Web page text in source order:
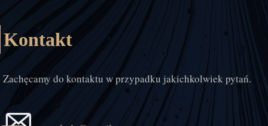
Kontakt
Zachęcamy do kontaktu w przypadku jakichkolwiek pytań.